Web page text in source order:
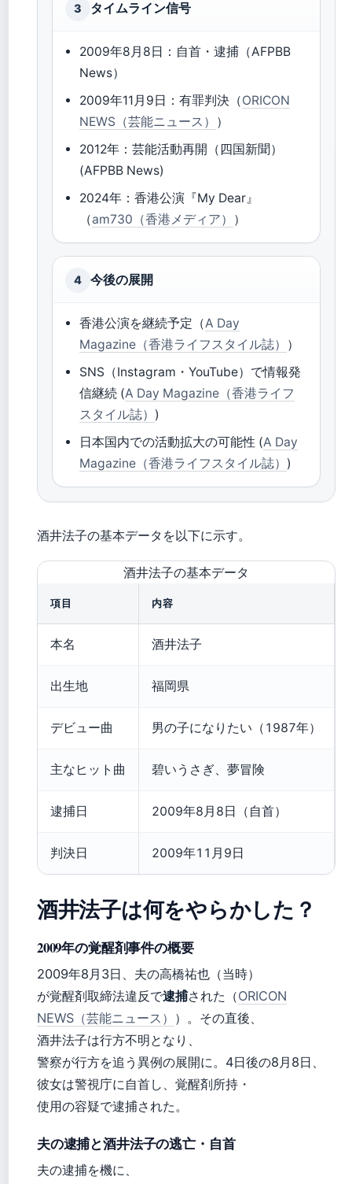
3 タイムライン信号
2009年8月8日：自首・逮捕（AFPBB
News）
2009年11月9日：有罪判決（ORICON
NEWS（芸能ニュース） ）
2012年：芸能活動再開（四国新聞）
(AFPBB News)
2024年：香港公演『My Dear』
（am730（香港メディア） ）
4 今後の展開
香港公演を継続予定（A Day
Magazine（香港ライフスタイル誌） ）
SNS（Instagram・YouTube）で情報発
信継続 (A Day Magazine（香港ライフ
スタイル誌） )
日本国内での活動拡大の可能性 (A Day
Magazine（香港ライフスタイル誌） )
酒井法子の基本データを以下に示す。
酒井法子の基本データ
項目 内容
本名 酒井法子
出生地 福岡県
デビュー曲 男の子になりたい（1987年）
主なヒット曲 碧いうさぎ、夢冒険
逮捕日 2009年8月8日（自首）
判決日 2009年11月9日
酒井法子は何をやらかした？
2009年の覚醒剤事件の概要
2009年8月3日、夫の高橋祐也（当時）
が覚醒剤取締法違反で逮捕された（ORICON
NEWS（芸能ニュース） ）。その直後、
酒井法子は行方不明となり、
警察が行方を追う異例の展開に。4日後の8月8日、
彼女は警視庁に自首し、覚醒剤所持・
使用の容疑で逮捕された。
夫の逮捕と酒井法子の逃亡・自首
夫の逮捕を機に、